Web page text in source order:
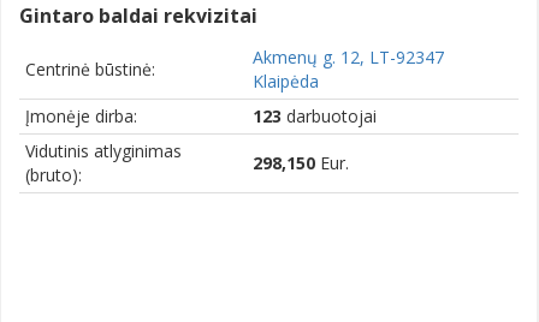
Gintaro baldai rekvizitai
Centrinė būstinė:
Akmenų g. 12, LT-92347
Klaipėda
Įmonėje dirba:
123 darbuotojai
Vidutinis atlyginimas
(bruto):
298,150 Eur.